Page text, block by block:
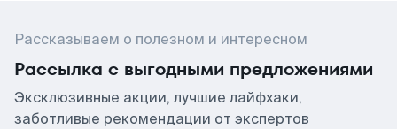
Рассказываем о полезном и интересном
Рассылка с выгодными предложениями
Эксклюзивные акции, лучшие лайфхаки,
заботливые рекомендации от экспертов